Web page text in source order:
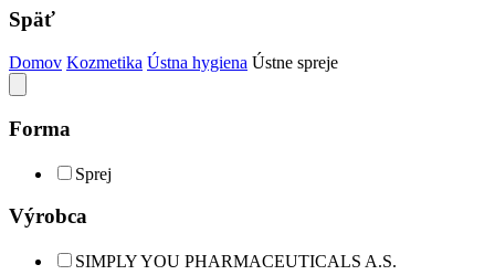
Späť
Domov Kozmetika Ústna hygiena Ústne spreje
Forma
Sprej
Výrobca
SIMPLY YOU PHARMACEUTICALS A.S.